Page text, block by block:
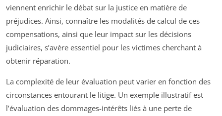
viennent enrichir le débat sur la justice en matière de
préjudices. Ainsi, connaître les modalités de calcul de ces
compensations, ainsi que leur impact sur les décisions
judiciaires, s’avère essentiel pour les victimes cherchant à
obtenir réparation.
La complexité de leur évaluation peut varier en fonction des
circonstances entourant le litige. Un exemple illustratif est
l’évaluation des dommages-intérêts liés à une perte de